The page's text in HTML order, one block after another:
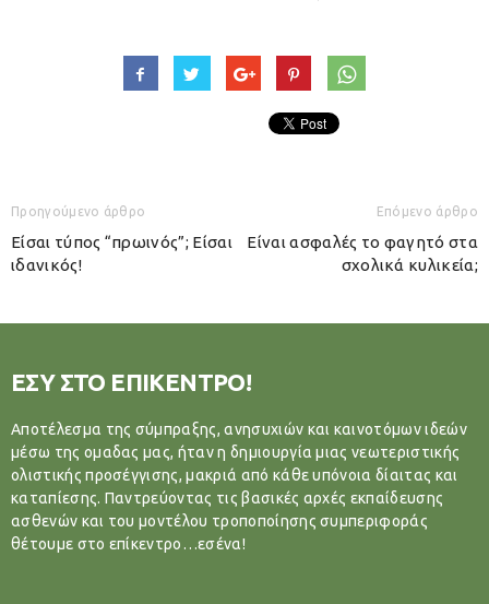
Προηγούμενο άρθρο
Είσαι τύπος “πρωινός”; Είσαι
ιδανικός!
Επόμενο άρθρο
Είναι ασφαλές το φαγητό στα
σχολικά κυλικεία;
ΕΣΥ ΣΤΟ ΕΠΙΚΕΝΤΡΟ!
Αποτέλεσμα της σύμπραξης, ανησυχιών και καινοτόμων ιδεών
μέσω της ομαδας μας, ήταν η δημιουργία μιας νεωτεριστικής
ολιστικής προσέγγισης, μακριά από κάθε υπόνοια δίαιτας και
καταπίεσης. Παντρεύοντας τις βασικές αρχές εκπαίδευσης
ασθενών και του μοντέλου τροποποίησης συμπεριφοράς
θέτουμε στο επίκεντρο…εσένα!